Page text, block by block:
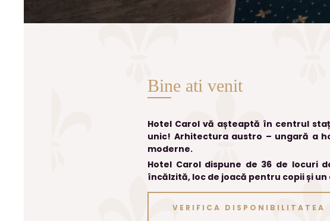
Bine ati venit
Hotel Carol vă așteaptă în centrul
unic! Arhitectura austro – ungară a
moderne.
Hotel Carol dispune de 36 de locuri
încălzită, loc de joacă pentru copii și un
VERIFICA DISPONIBILITATEA